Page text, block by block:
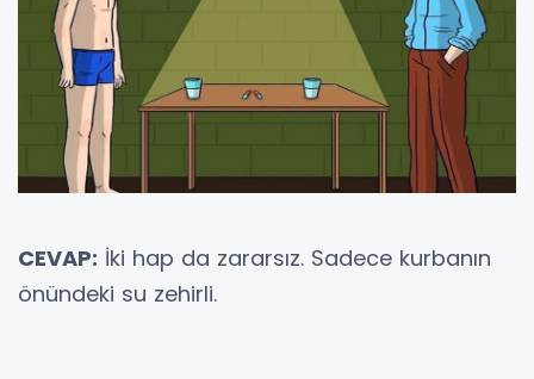
CEVAP: İki hap da zararsız. Sadece kurbanın
önündeki su zehirli.